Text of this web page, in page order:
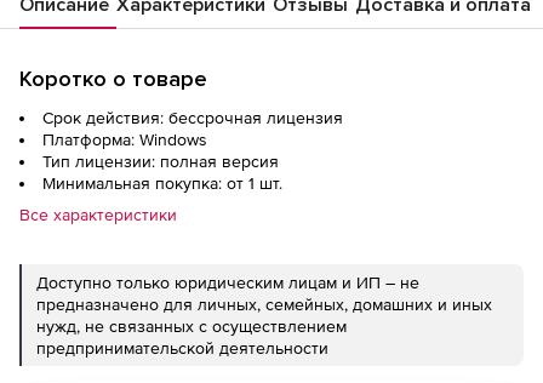
Описание Характеристики Отзывы Доставка и оплата
Коротко о товаре
Срок действия: бессрочная лицензия
Платформа: Windows
Тип лицензии: полная версия
Минимальная покупка: от 1 шт.
Все характеристики
Доступно только юридическим лицам и ИП – не
предназначено для личных, семейных, домашних и иных
нужд, не связанных с осуществлением
предпринимательской деятельности